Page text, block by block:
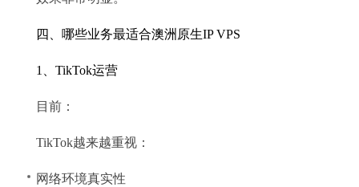
四、哪些业务最适合澳洲原生IP VPS
1、TikTok运营
目前：
TikTok越来越重视：
网络环境真实性